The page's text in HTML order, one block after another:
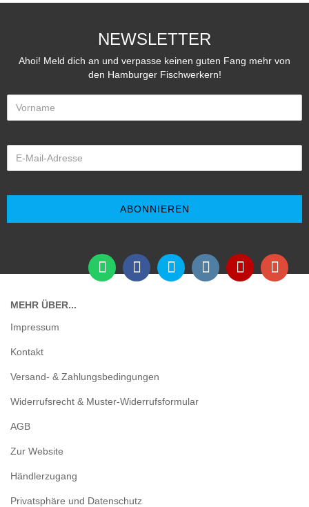
NEWSLETTER
Ahoi! Meld dich an und verpasse keinen guten Fang mehr von
den Hamburger Fischwerkern!
MEHR ÜBER...
Impressum
Kontakt
Versand- & Zahlungsbedingungen
Widerrufsrecht & Muster-Widerrufsformular
AGB
Zur Website
Händlerzugang
Privatsphäre und Datenschutz